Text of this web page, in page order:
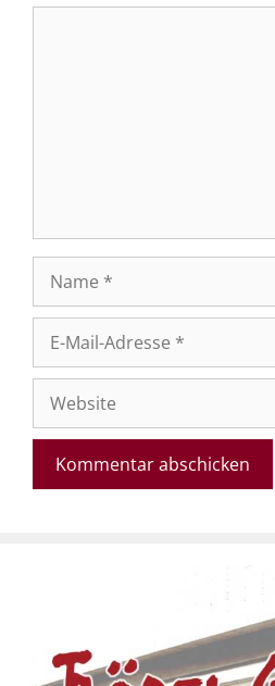
Mail-
Adresse
Website